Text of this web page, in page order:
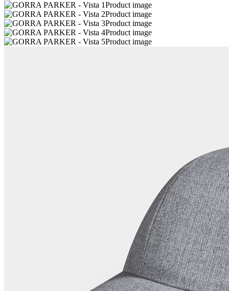
Product image
Product image
Product image
Product image
Product image